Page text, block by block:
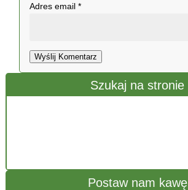
Szukaj na stronie
Postaw nam kawę
Adres email*
Wyślij Komentarz